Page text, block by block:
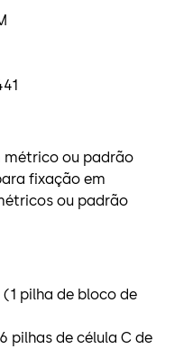
métrico ou padrão
fixação em
ou padrão
pilha de bloco de
pilhas de célula C de